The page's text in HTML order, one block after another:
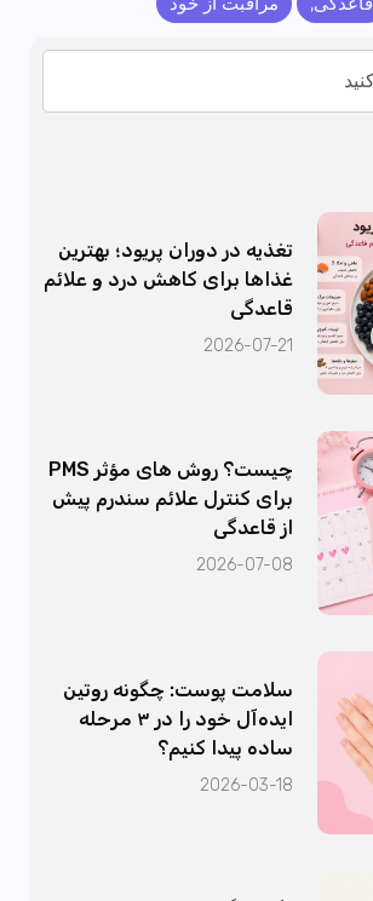
تغذیه در دوران پریود؛ بهترین
غذاها برای کاهش درد و علائم
قاعدگی
2026-07-21
PMS چیست؟ روش های مؤثر
برای کنترل علائم سندرم پیش
از قاعدگی
2026-07-08
سلامت پوست: چگونه روتین
ایده‌آل خود را در ۳ مرحله
ساده پیدا کنیم؟
2026-03-18